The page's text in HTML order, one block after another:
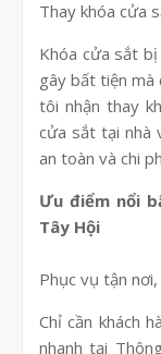
Thay khóa cửa
Khóa cửa sắt
gây bất tiện mà
tôi nhận thay
cửa sắt tại nhà
an toàn và chi
Ưu điểm nổi
Tây Hội
Phục vụ tận
Chỉ cần khách
nhanh tại